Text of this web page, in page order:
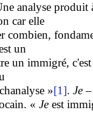
analyse produit
car elle
combien,
un
un immigré, c'est
»[1].Je–
«Je est